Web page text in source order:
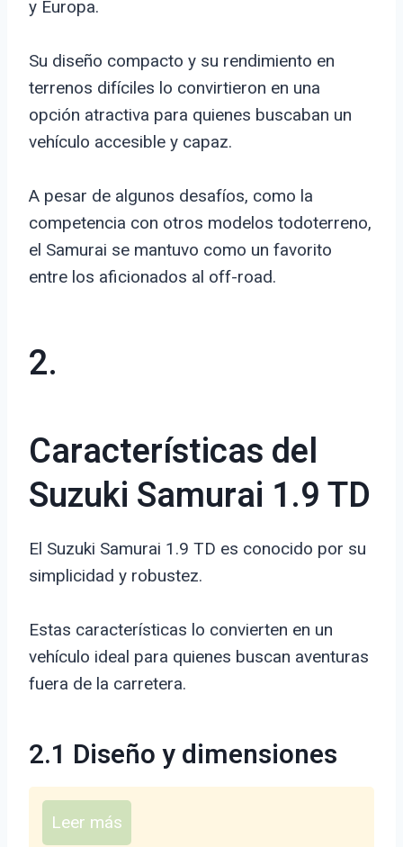
y Europa.
Su diseño compacto y su rendimiento en
terrenos difíciles lo convirtieron en una
opción atractiva para quienes buscaban un
vehículo accesible y capaz.
A pesar de algunos desafíos, como la
competencia con otros modelos todoterreno,
el Samurai se mantuvo como un favorito
entre los aficionados al off-road.
2.
Características del
Suzuki Samurai 1.9 TD
El Suzuki Samurai 1.9 TD es conocido por su
simplicidad y robustez.
Estas características lo convierten en un
vehículo ideal para quienes buscan aventuras
fuera de la carretera.
2.1 Diseño y dimensiones
Leer más